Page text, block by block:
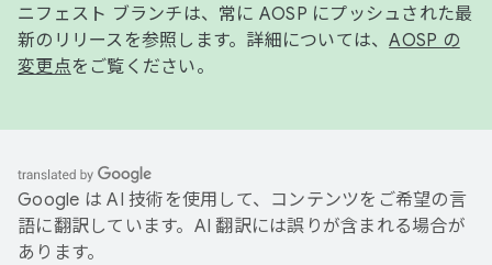
ニフェスト ブランチは、常に AOSP にプッシュされた最
新のリリースを参照します。詳細については、AOSP の
変更点をご覧ください。
Google は AI 技術を使用して、コンテンツをご希望の言
語に翻訳しています。AI 翻訳には誤りが含まれる場合が
あります。